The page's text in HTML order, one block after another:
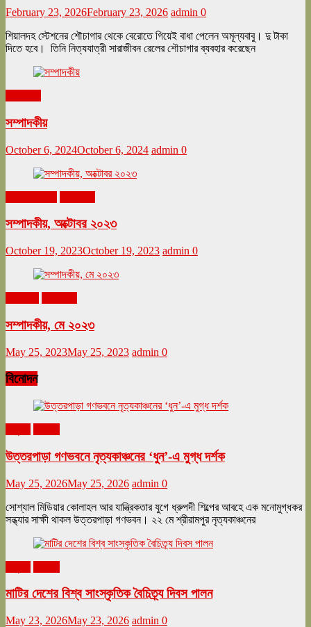
February 23, 2026February 23, 2026 admin 0
শিয়ালদহ স্টেশনের শৌচাগার থেকে বেরোতে গিয়েই বাধা পেলেন অমূল্যবাবু। দু টাকা
দিতে হবে। তিনি নিত্যযাত্রী সারাজীবন রেলের শৌচাগার ব্যবহার করেছেন
সম্পাদকীয়
October 6, 2024October 6, 2024 admin 0
সম্পাদকীয়, অক্টোবর ২০২৩
October 19, 2023October 19, 2023 admin 0
সম্পাদকীয়, মে ২০২৩
May 25, 2023May 25, 2023 admin 0
বিনোদন
উত্তরপাড়া গণভবনে নৃত্যকাঞ্চনের ‘ধুন’-এ মুগ্ধ দর্শক
May 25, 2026May 25, 2026 admin 0
সোশ্যাল মিডিয়ার কোলাহল আর যান্ত্রিকতার যুগে ধ্রুপদী শিল্পের আবহে এক মনোমুগ্ধকর
সন্ধ্যার সাক্ষী থাকল উত্তরপাড়া গণভবন। ২২ মে শ্রীরামপুর নৃত্যকাঞ্চনের
মাটির দেশের বিশ্ব সাংস্কৃতিক বৈচিত্র্য দিবস পালন
May 23, 2026May 23, 2026 admin 0